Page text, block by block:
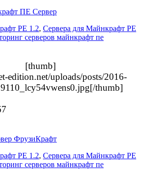
ПЕ Сервер
PE 1.2, Сервера для Майнкрафт PE
серверов майнкрафт пе
[thumb]
edition.net/uploads/posts/2016-
thumb]
ФрузиКрафт
PE 1.2, Сервера для Майнкрафт PE
серверов майнкрафт пе